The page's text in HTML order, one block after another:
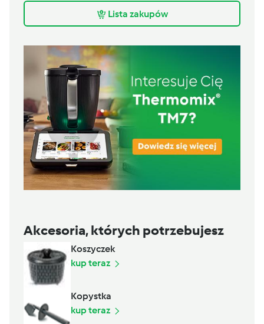
Lista zakupów
Akcesoria, których potrzebujesz
Koszyczek
kup teraz
Kopystka
kup teraz